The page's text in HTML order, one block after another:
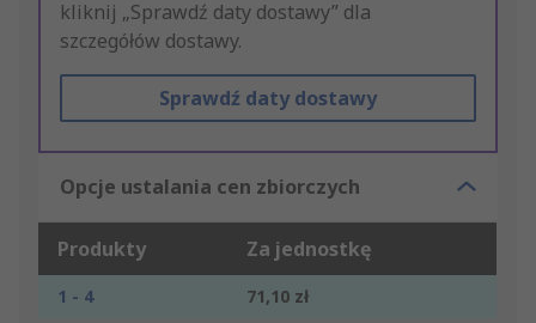
kliknij „Sprawdź daty dostawy” dla
szczegółów dostawy.
Sprawdź daty dostawy
Opcje ustalania cen zbiorczych
Produkty Za jednostkę
1 - 4
71,10 zł